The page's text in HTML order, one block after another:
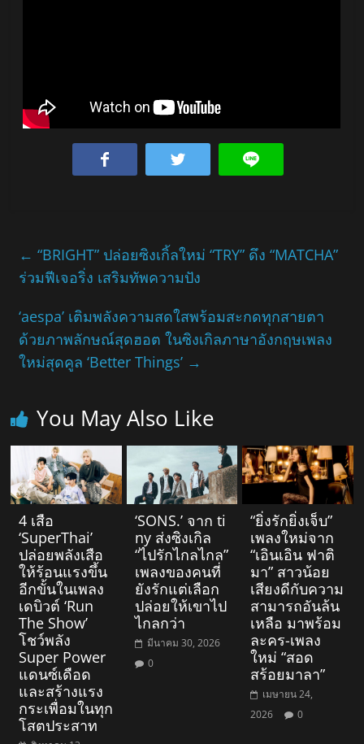
← “BRIGHT” ปล่อยซิงเกิ้ลใหม่ “TRY” ดึง “MATCHA”
ร่วมฟีเจอริ่ง เสริมทัพความปัง
‘aespa’ เติมพลังความสดใสพร้อมสะกดทุกสายตา
ด้วยภาพลักษณ์สุดฮอต ในซิงเกิลภาษาอังกฤษเพลง
ใหม่สุดคูล ‘Better Things’ →
You May Also Like
4 เสือ
‘SuperThai’
ปล่อยพลังเสือ
ให้ร้อนแรงขึ้น
อีกขั้นในเพลง
เดบิวต์ ‘Run
The Show’
โชว์พลัง
Super Power
แดนซ์เดือด
และสร้างแรง
กระเพื่อมในทุก
โสตประสาท
‘SONS.’ จาก ti
ny ส่งซิงเกิล
“ไปรักไกลไกล”
เพลงของคนที่
ยังรักแต่เลือก
ปล่อยให้เขาไป
ไกลกว่า
มีนาคม 30, 2026
0
“ยิ่งรักยิ่งเจ็บ”
เพลงใหม่จาก
“เอินเอิน ฟาติ
มา” สาวน้อย
เสียงดีกับความ
สามารถอันล้น
เหลือ มาพร้อม
ละคร-เพลง
ใหม่ “สอด
สร้อยมาลา”
เมษายน 24,
2026
0